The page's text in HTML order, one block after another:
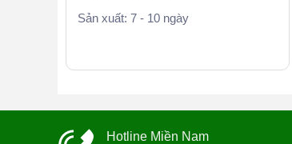
Sản xuất: 7 - 10 ngày
Hotline Miền Nam